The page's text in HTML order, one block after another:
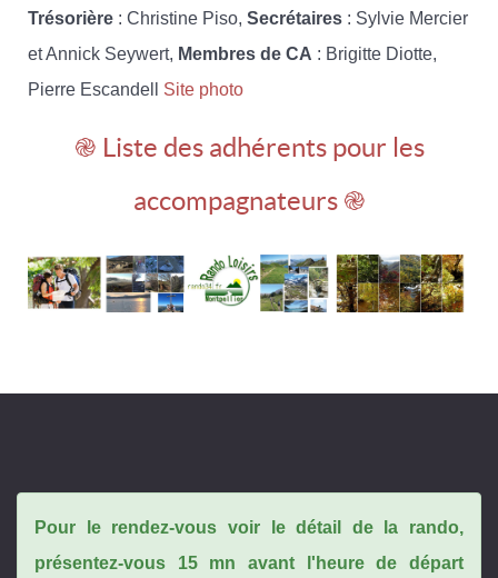
Trésorière : Christine Piso, Secrétaires : Sylvie Mercier
et Annick Seywert, Membres de CA : Brigitte Diotte,
Pierre Escandell Site photo
֎ Liste des adhérents pour les
accompagnateurs ֎
Pour le rendez-vous voir le détail de la rando,
présentez-vous 15 mn avant l'heure de départ